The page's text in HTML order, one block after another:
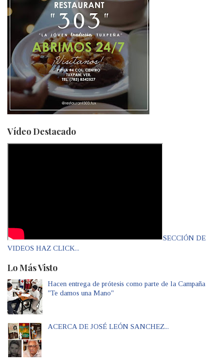
Vídeo Destacado
SECCIÓN DE
VIDEOS HAZ CLICK...
Lo Más Visto
Hacen entrega de prótesis como parte de la Campaña
"Te damos una Mano"
ACERCA DE JOSÉ LEÓN SANCHEZ...